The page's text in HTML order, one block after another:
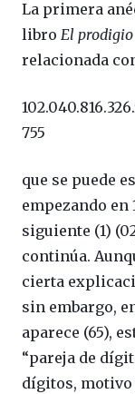
La primera
libro El
relacionada
755
que se puede
empezando en
siguiente (1)
continúa.
cierta
sin embargo,
aparece (65),
“pareja de
dígitos, motivo